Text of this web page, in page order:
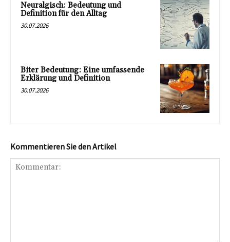
Neuralgisch: Bedeutung und
Definition für den Alltag
30.07.2026
Biter Bedeutung: Eine umfassende
Erklärung und Definition
30.07.2026
Kommentieren Sie den Artikel